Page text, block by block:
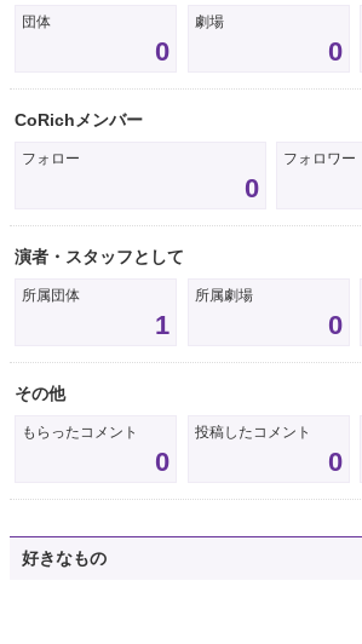
団体
0
劇場
0
CoRichメンバー
フォロー
0
フォロワー
演者・スタッフとして
所属団体
1
所属劇場
0
その他
もらったコメント
0
投稿したコメント
0
好きなもの